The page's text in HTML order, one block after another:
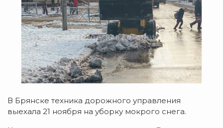
В Брянске техника дорожного управления
выехала 21 ноября на уборку мокрого снега.